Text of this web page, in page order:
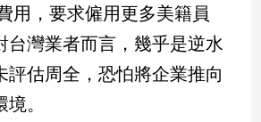
用，要求僱用更多美籍員
台灣業者而言，幾乎是逆水
評估周全，恐怕將企業推向
。